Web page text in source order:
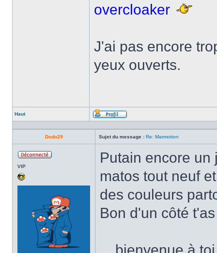
overcloaker
J'ai pas encore
yeux ouverts.
Haut
Profil
Dodo29 Sujet du message : Re: Marmotton
VIP
Putain encore un
matos tout neuf
des couleurs
Bon d'un côté